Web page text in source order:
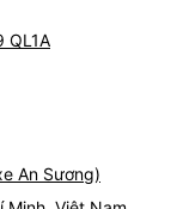
QL1A
An Sương)